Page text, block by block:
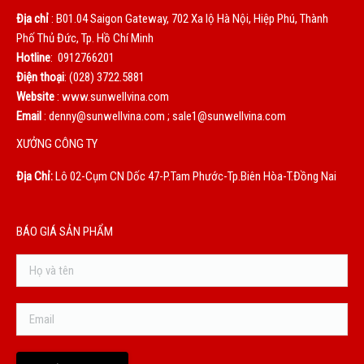
Địa chỉ: B01.04 Saigon Gateway, 702 Xa lộ Hà Nội, Hiệp Phú, Thành
Phố Thủ Đức, Tp. Hồ Chí Minh
Hotline: 0912766201
Điện thoại: (028) 3722.5881
Website: www.sunwellvina.com
Email: denny@sunwellvina.com ; sale1@sunwellvina.com
XƯỞNG CÔNG TY
Địa Chỉ:Lô 02-Cụm CN Dốc 47-P.Tam Phước-Tp.Biên Hòa-T.Đồng Nai
BÁO GIÁ SẢN PHẨM